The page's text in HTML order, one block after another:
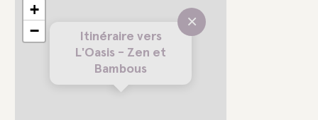
Itinéraire vers
L'Oasis - Zen et
Bambous
×
+
−